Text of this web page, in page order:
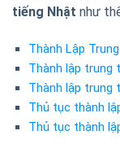
tiếng Nhật như
Thành Lập
Thành lập trung
Thành lập trung
Thủ tục thành
Thủ tục thành